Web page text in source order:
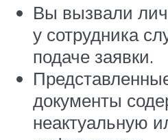
Вы вызвали
у сотрудника
подаче заявки.
документы
неактуальную